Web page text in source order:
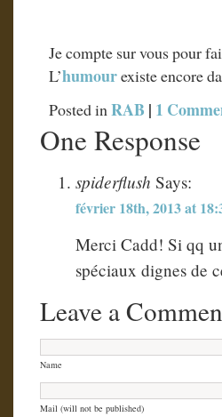
Je compte sur vous pour
L’humourexiste encore
Posted in RAB | 1
One Response
spiderflush Says:
février 18th, 2013 at
Merci Cadd! Si qq
spéciaux dignes de
Leave a
Name
Mail (will not be published)